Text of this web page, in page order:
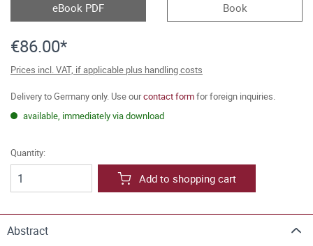
eBook PDF Book
€86.00*
Prices incl. VAT, if applicable plus handling costs
Delivery to Germany only. Use ourcontact formfor foreign inquiries.
available, immediately via download
Quantity:
Add to shopping cart
Abstract